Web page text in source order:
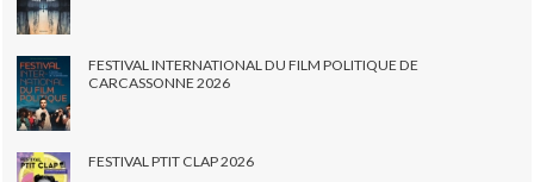
FESTIVAL INTERNATIONAL DU FILM POLITIQUE DE
CARCASSONNE 2026
FESTIVAL PTIT CLAP 2026